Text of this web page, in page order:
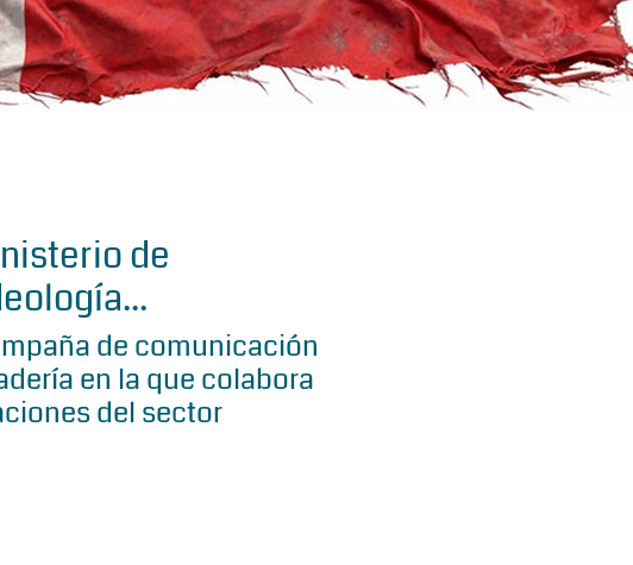
de
de comunicación
en la que colabora
del sector